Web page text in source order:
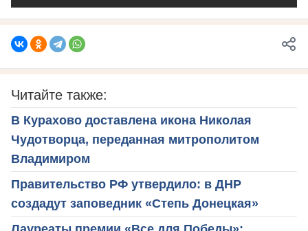
Читайте также:
В Курахово доставлена икона Николая
Чудотворца, переданная митрополитом
Владимиром
Правительство РФ утвердило: в ДНР
создадут заповедник «Степь Донецкая»